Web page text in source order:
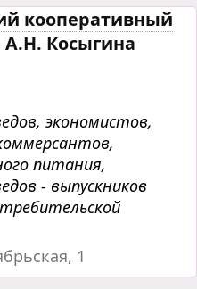
кооперативный
Косыгина
экономистов,
питания,
- выпускников
1